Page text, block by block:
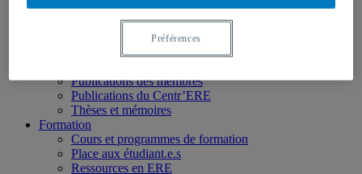
4) Formation initiale et continue
➜ Autochtonisation
Projets fondateurs et passés
Publications des membres
Publications du Centr’ERE
Thèses et mémoires
Formation
Cours et programmes de formation
Place aux étudiant.e.s
Ressources en ERE
Préférences